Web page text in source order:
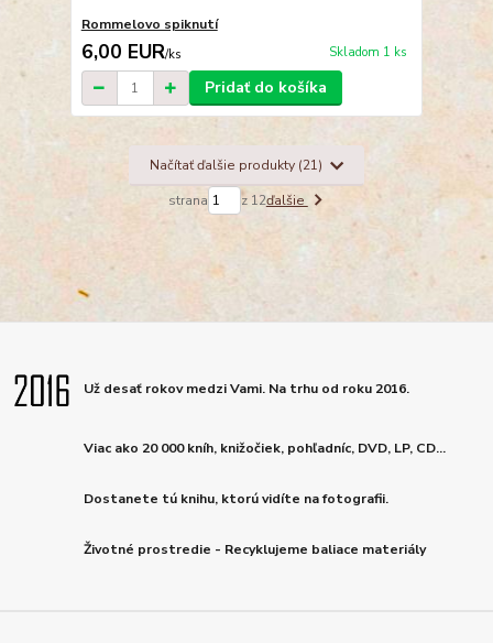
Rommelovo spiknutí
6,00 EUR/ks Skladom 1 ks
Pridať do košíka
Načítať ďalšie produkty (21)
strana z 12ďalšie
Už desať rokov medzi Vami. Na trhu od roku 2016.
Viac ako 20 000 kníh, knižočiek, pohľadníc, DVD, LP, CD...
Dostanete tú knihu, ktorú vidíte na fotografii.
Životné prostredie - Recyklujeme baliace materiály